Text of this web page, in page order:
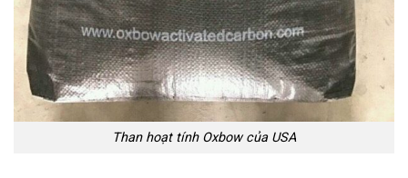
Than hoạt tính Oxbow của USA